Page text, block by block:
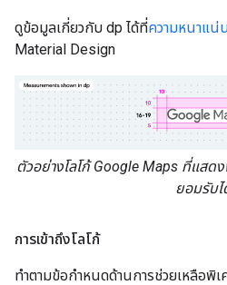
ดูข้อมูลเกี่ยวกับ dp ได้ที่ความหนาแน่
Material Design
ตัวอย่างโลโก้ Google Maps ที่แสด
ยอมรับไ
การเข้าถึงโลโก้
ทำตามข้อกำหนดด้านการช่วยเหลือพิ